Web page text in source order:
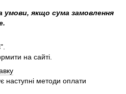
умови, якщо сума замовлення
на сайті.
наступні методи оплати